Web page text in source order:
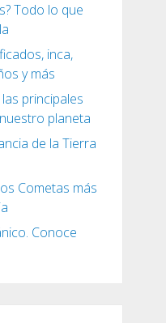
Todo lo que
inca,
y más
principales
planeta
de la Tierra
Cometas más
Conoce